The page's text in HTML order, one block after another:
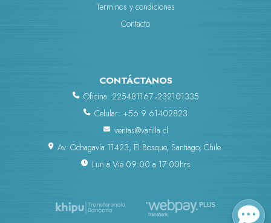
Terminos y condiciones
Contacto
CONTÁCTANOS
Oficina: 225481167 -232101335
Celular: +56 9 61402823
ventas@varilla.cl
Av. Ochagavía 11423, El Bosque, Santiago, Chile.
Lun a Vie 09:00 a 17:00hrs